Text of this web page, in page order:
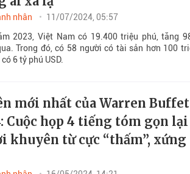
nhân
11/07/2024, 05:57
2023, Việt Nam có 19.400 triệu phú, tăng
Trong đó, có 58 người có tài sản hơn 100
6 tỷ phú USD.
mới nhất của Warren
Cuộc họp 4 tiếng tóm gọn lại
khuyên từ cực “thấm”, xứng